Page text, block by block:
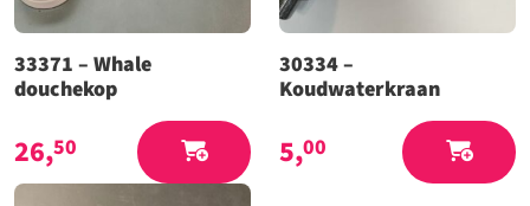
33371 – Whale
douchekop
26,50
30334 –
Koudwaterkraan
5,00